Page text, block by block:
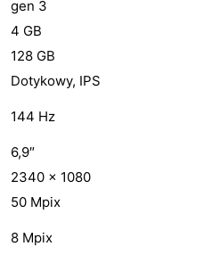
gen 3
4 GB
128 GB
Dotykowy, IPS
144 Hz
6,9″
2340 × 1080
50 Mpix
8 Mpix